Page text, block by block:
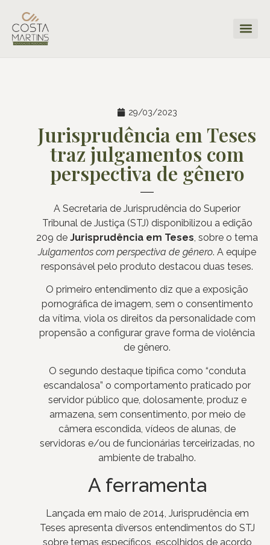
29/03/2023
Jurisprudência em Teses
traz julgamentos com
perspectiva de gênero
A Secretaria de Jurisprudência do Superior
Tribunal de Justiça (STJ) disponibilizou a edição
209 de Jurisprudência em Teses, sobre o tema
Julgamentos com perspectiva de gênero. A equipe
responsável pelo produto destacou duas teses.
O primeiro entendimento diz que a exposição
pornográfica de imagem, sem o consentimento
da vítima, viola os direitos da personalidade com
propensão a configurar grave forma de violência
de gênero.
O segundo destaque tipifica como “conduta
escandalosa” o comportamento praticado por
servidor público que, dolosamente, produz e
armazena, sem consentimento, por meio de
câmera escondida, vídeos de alunas, de
servidoras e/ou de funcionárias terceirizadas, no
ambiente de trabalho.
A ferramenta
Lançada em maio de 2014, Jurisprudência em
Teses apresenta diversos entendimentos do STJ
sobre temas específicos, escolhidos de acordo